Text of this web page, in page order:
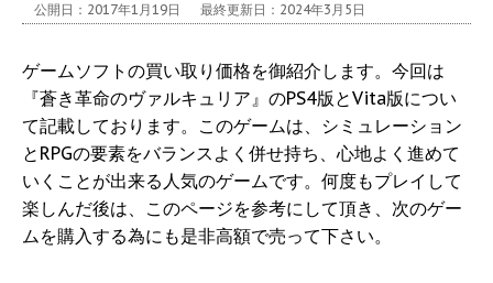
公開日：2017年1月19日 最終更新日：2024年3月5日
ゲームソフトの買い取り価格を御紹介します。今回は
『蒼き革命のヴァルキュリア』のPS4版とVita版につい
て記載しております。このゲームは、シミュレーション
とRPGの要素をバランスよく併せ持ち、心地よく進めて
いくことが出来る人気のゲームです。何度もプレイして
楽しんだ後は、このページを参考にして頂き、次のゲー
ムを購入する為にも是非高額で売って下さい。